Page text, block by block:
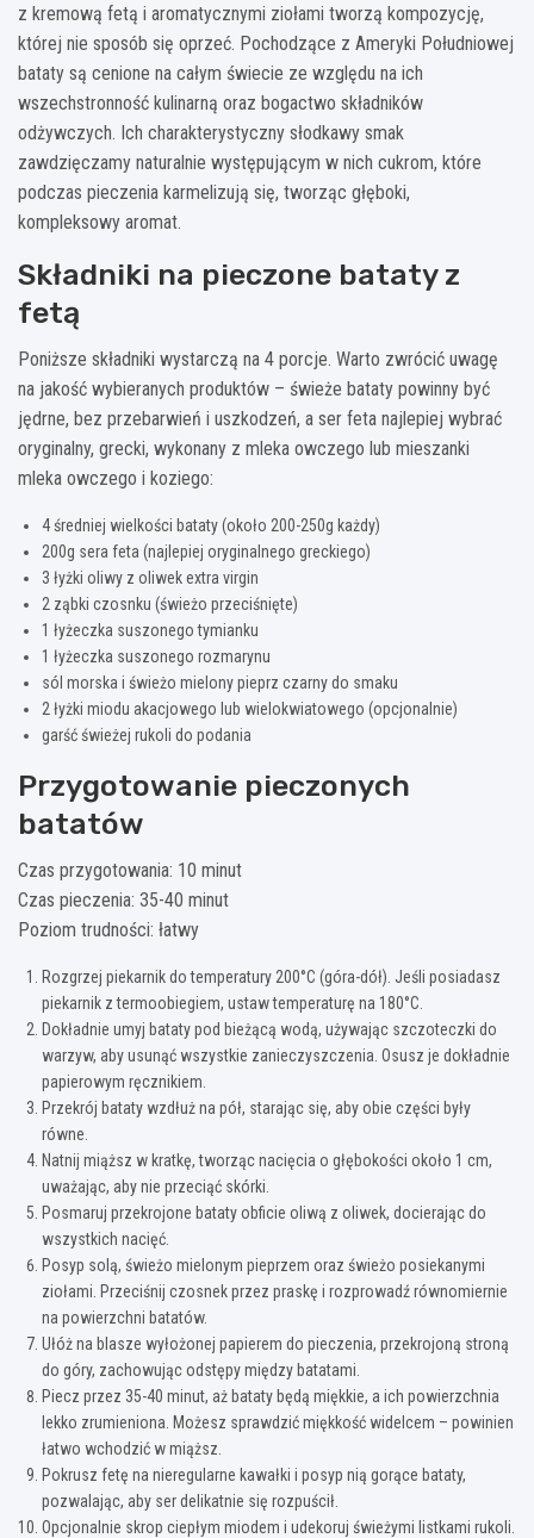
z kremową fetą i aromatycznymi ziołami tworzą kompozycję,
której nie sposób się oprzeć. Pochodzące z Ameryki Południowej
bataty są cenione na całym świecie ze względu na ich
wszechstronność kulinarną oraz bogactwo składników
odżywczych. Ich charakterystyczny słodkawy smak
zawdzięczamy naturalnie występującym w nich cukrom, które
podczas pieczenia karmelizują się, tworząc głęboki,
kompleksowy aromat.
Składniki na pieczone bataty z
fetą
Poniższe składniki wystarczą na 4 porcje. Warto zwrócić uwagę
na jakość wybieranych produktów – świeże bataty powinny być
jędrne, bez przebarwień i uszkodzeń, a ser feta najlepiej wybrać
oryginalny, grecki, wykonany z mleka owczego lub mieszanki
mleka owczego i koziego:
4 średniej wielkości bataty (około 200-250g każdy)
200g sera feta (najlepiej oryginalnego greckiego)
3 łyżki oliwy z oliwek extra virgin
2 ząbki czosnku (świeżo przeciśnięte)
1 łyżeczka suszonego tymianku
1 łyżeczka suszonego rozmarynu
sól morska i świeżo mielony pieprz czarny do smaku
2 łyżki miodu akacjowego lub wielokwiatowego (opcjonalnie)
garść świeżej rukoli do podania
Przygotowanie pieczonych
batatów
Czas przygotowania: 10 minut
Czas pieczenia: 35-40 minut
Poziom trudności: łatwy
Rozgrzej piekarnik do temperatury 200°C (góra-dół). Jeśli posiadasz
piekarnik z termoobiegiem, ustaw temperaturę na 180°C.
Dokładnie umyj bataty pod bieżącą wodą, używając szczoteczki do
warzyw, aby usunąć wszystkie zanieczyszczenia. Osusz je dokładnie
papierowym ręcznikiem.
Przekrój bataty wzdłuż na pół, starając się, aby obie części były
równe.
Natnij miąższ w kratkę, tworząc nacięcia o głębokości około 1 cm,
uważając, aby nie przeciąć skórki.
Posmaruj przekrojone bataty obficie oliwą z oliwek, docierając do
wszystkich nacięć.
Posyp solą, świeżo mielonym pieprzem oraz świeżo posiekanymi
ziołami. Przeciśnij czosnek przez praskę i rozprowadź równomiernie
na powierzchni batatów.
Ułóż na blasze wyłożonej papierem do pieczenia, przekrojoną stroną
do góry, zachowując odstępy między batatami.
Piecz przez 35-40 minut, aż bataty będą miękkie, a ich powierzchnia
lekko zrumieniona. Możesz sprawdzić miękkość widelcem – powinien
łatwo wchodzić w miąższ.
Pokrusz fetę na nieregularne kawałki i posyp nią gorące bataty,
pozwalając, aby ser delikatnie się rozpuścił.
Opcjonalnie skrop ciepłym miodem i udekoruj świeżymi listkami rukoli.